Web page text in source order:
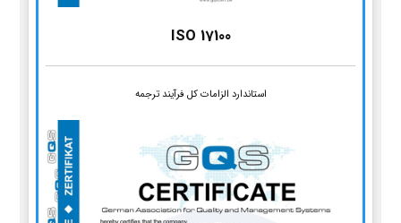
ISO 17100
استاندارد الزامات کل فرآیند ترجمه